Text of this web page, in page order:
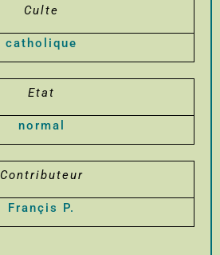
Culte
catholique
Etat
normal
Contributeur
Françis P.